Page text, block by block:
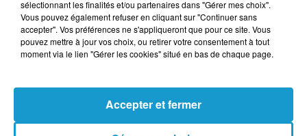
les radars dédiés aux voies de covoiturage
sont autorisés.
Entre crainte d’erreurs d’interprétation et
divisent. Associations et conducteurs
redoutent un outil perçu davantage comme
répressif que préventif, malgré l’argument
sélectionnant les finalités et/ou partenaires dans "Gérer mes choix".
Vous pouvez également refuser en cliquant sur "Continuer sans
accepter". Vos préférences ne s'appliqueront que pour ce site. Vous
pouvez mettre à jour vos choix, ou retirer votre consentement à tout
moment via le lien "Gérer les cookies" situé en bas de chaque page.
Accepter et fermer